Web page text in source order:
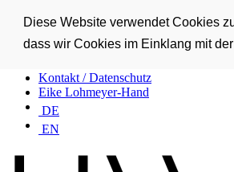
Diese Website verwendet Cookies
dass wir Cookies im Einklang mit
Home
Vita
Kontakt / Datenschutz
Eike Lohmeyer-Hand
DE
EN